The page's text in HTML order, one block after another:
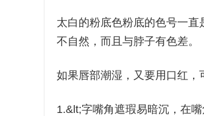
太白的粉底色粉底的色号一
不自然，而且与脖子有色差。
如果唇部潮湿，又要用口红，
1.&lt;字嘴角遮瑕易暗沉，在